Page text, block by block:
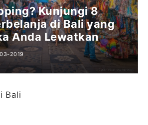
Kunjungi 8
di Bali yang
Anda Lewatkan
2019